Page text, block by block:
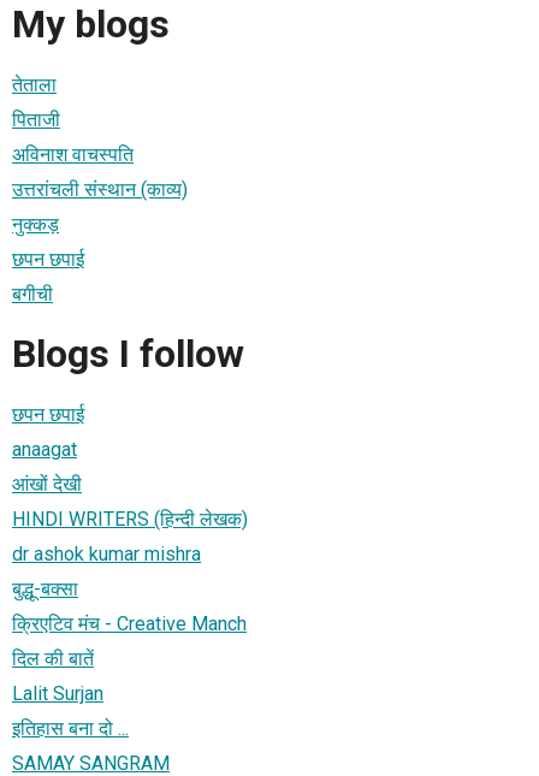
My blogs
तेताला
पिताजी
अविनाश वाचस्पति
उत्तरांचली संस्थान (काव्य)
नुक्कड़
छपन छपाई
बगीची
Blogs I follow
छपन छपाई
anaagat
आंखों देखी
HINDI WRITERS (हिन्दी लेखक)
dr ashok kumar mishra
बुद्धू-बक्सा
क्रिएटिव मंच - Creative Manch
दिल की बातें
Lalit Surjan
इतिहास बना दो ...
SAMAY SANGRAM